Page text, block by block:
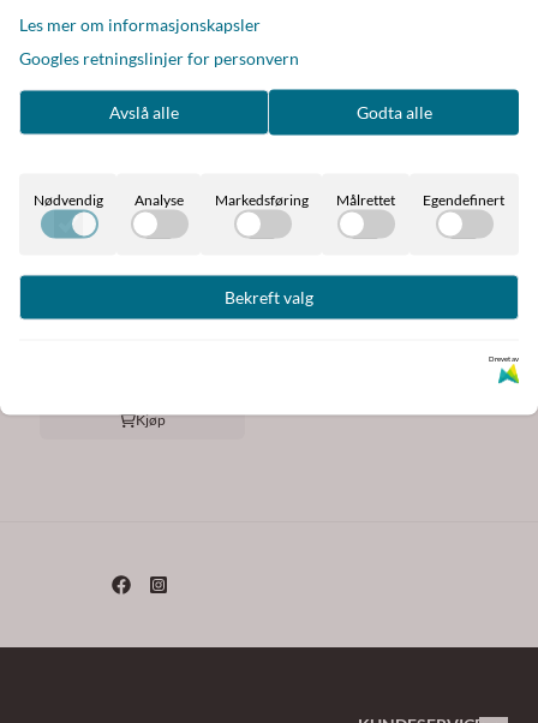
Spray 200 ml
Kjøp
Les mer om informasjonskapsler
Googles retningslinjer for personvern
Avslå alle Godta alle
Nødvendig Analyse Markedsføring Målrettet Egendefinert
Bekreft valg
Drevet av